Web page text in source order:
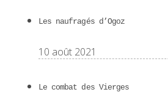
Les naufragés d’Ogoz
10 août 2021
Le combat des Vierges